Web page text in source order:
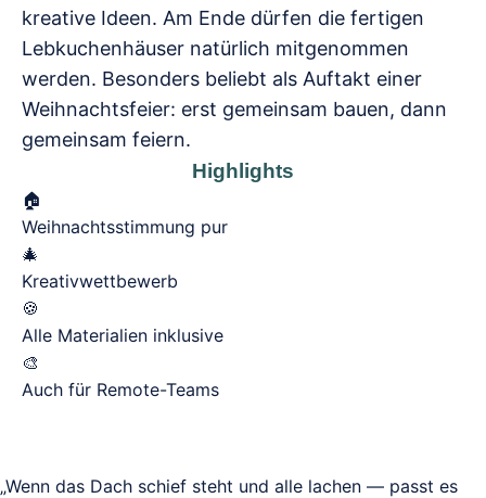
kreative Ideen. Am Ende dürfen die fertigen
Lebkuchenhäuser natürlich mitgenommen
werden. Besonders beliebt als Auftakt einer
Weihnachtsfeier: erst gemeinsam bauen, dann
gemeinsam feiern.
Highlights
🏠
Weihnachtsstimmung pur
🎄
Kreativwettbewerb
🍪
Alle Materialien inklusive
🎨
Auch für Remote-Teams
„Wenn das Dach schief steht und alle lachen — passt es